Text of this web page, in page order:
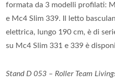
formata da 3 modelli profilati:
e Mc4 Slim 339. Il letto
elettrica, lungo 190 cm, è di
su Mc4 Slim 331 e 339 è
Stand D 053 – Roller Team